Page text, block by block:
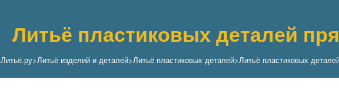
Литьё пластиковых деталей
Литьё.ру>Литьё изделий и деталей>Литьё пластиковых деталей>Литьё пластиковых